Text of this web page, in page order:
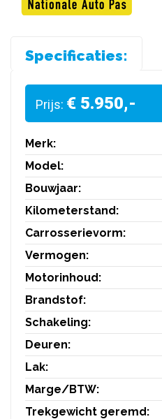
Specificaties:
Prijs: € 5.950,-
Merk:
Model:
Bouwjaar:
Kilometerstand:
Carrosserievorm:
Vermogen:
Motorinhoud:
Brandstof:
Schakeling:
Deuren:
Lak:
Marge/BTW:
Trekgewicht geremd: